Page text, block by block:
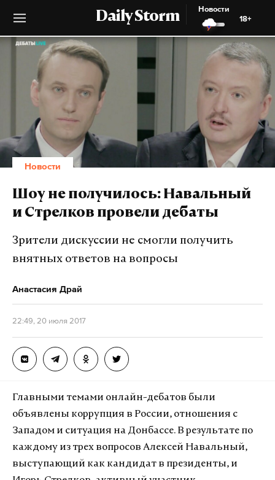
Daily Storm
Новости
18+
Новости
Шоу не получилось: Навальный
и Стрелков провели дебаты
Зрители дискуссии не смогли получить
внятных ответов на вопросы
Анастасия Драй
22:49, 20 июля 2017
Главными темами онлайн-дебатов были
объявлены коррупция в России, отношения с
Западом и ситуация на Донбассе. В результате по
каждому из трех вопросов Алексей Навальный,
выступающий как кандидат в президенты, и